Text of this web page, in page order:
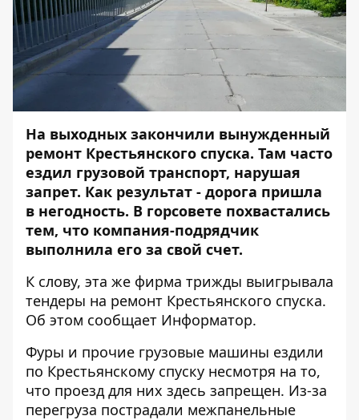
На выходных закончили вынужденный
ремонт Крестьянского спуска. Там часто
ездил грузовой транспорт, нарушая
запрет. Как результат - дорога пришла
в негодность. В горсовете похвастались
тем, что компания-подрядчик
выполнила его за свой счет.
К слову, эта же фирма трижды выигрывала
тендеры на ремонт Крестьянского спуска.
Об этом сообщает Информатор.
Фуры и прочие грузовые машины ездили
по Крестьянскому спуску несмотря на то,
что проезд для них здесь запрещен. Из-за
перегруза пострадали межпанельные